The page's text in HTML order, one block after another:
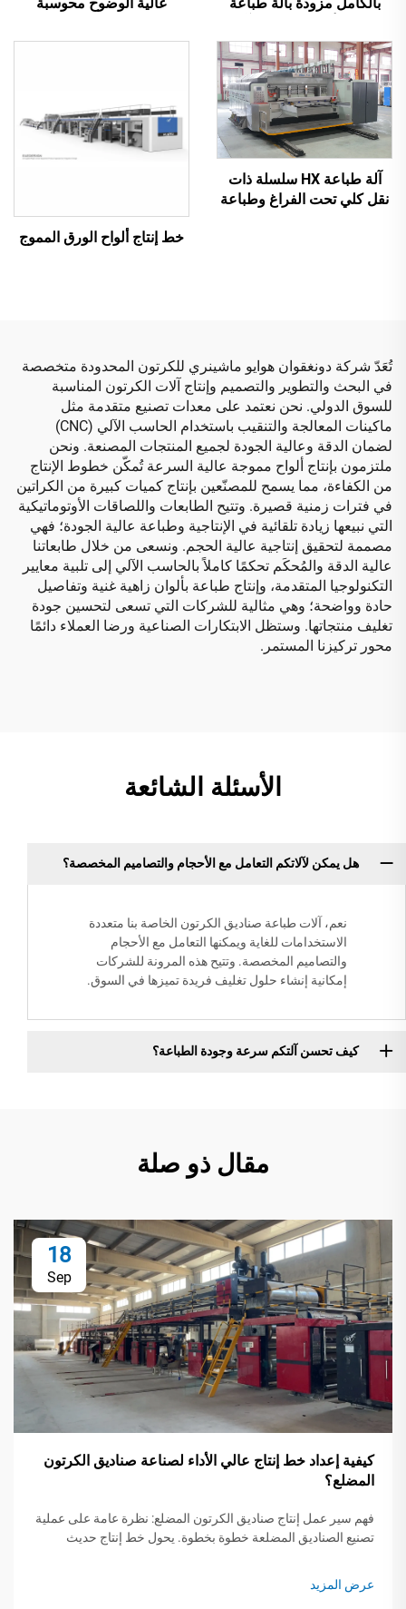
تغليف أوتوماتيكية
بالكامل (طباعة علوية بنقل
آلة طباعة HX سلسلة ذات
نقل كلي تحت الفراغ وطباعة
خط إنتاج ألواح الورق المموج
تُعَدّ شركة دونغقوان هوايو ماشينري للكرتون المحدودة متخصصة
في البحث والتطوير والتصميم وإنتاج آلات الكرتون المناسبة
للسوق الدولي. نحن نعتمد على معدات تصنيع متقدمة مثل
ماكينات المعالجة والتنقيب باستخدام الحاسب الآلي (CNC)
لضمان الدقة وعالية الجودة لجميع المنتجات المصنعة. ونحن
ملتزمون بإنتاج ألواح مموجة عالية السرعة تُمكّن خطوط الإنتاج
من الكفاءة، مما يسمح للمصنّعين بإنتاج كميات كبيرة من الكراتين
في فترات زمنية قصيرة. وتتيح الطابعات واللصاقات الأوتوماتيكية
التي نبيعها زيادة تلقائية في الإنتاجية وطباعة عالية الجودة؛ فهي
مصممة لتحقيق إنتاجية عالية الحجم. ونسعى من خلال طابعاتنا
عالية الدقة والمُحكَم تحكمًا كاملاً بالحاسب الآلي إلى تلبية معايير
التكنولوجيا المتقدمة، وإنتاج طباعة بألوان زاهية غنية وتفاصيل
حادة وواضحة؛ وهي مثالية للشركات التي تسعى لتحسين جودة
تغليف منتجاتها. وستظل الابتكارات الصناعية ورضا العملاء دائمًا
محور تركيزنا المستمر.
الأسئلة الشائعة
هل يمكن لآلاتكم التعامل مع الأحجام والتصاميم المخصصة؟
نعم، آلات طباعة صناديق الكرتون الخاصة بنا متعددة
الاستخدامات للغاية ويمكنها التعامل مع الأحجام
والتصاميم المخصصة. وتتيح هذه المرونة للشركات
إمكانية إنشاء حلول تغليف فريدة تميزها في السوق.
كيف تحسن آلتكم سرعة وجودة الطباعة؟
مقال ذو صلة
18
Sep
كيفية إعداد خط إنتاج عالي الأداء لصناعة صناديق الكرتون
المضلع؟
فهم سير عمل إنتاج صناديق الكرتون المضلع: نظرة عامة على عملية
تصنيع الصناديق المضلعة خطوة بخطوة. يحول خط إنتاج حديث
عرض المزيد